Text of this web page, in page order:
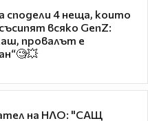
сподели 4 неща, които
всяко GenZ:
провалът е
на НЛО: "САЩ